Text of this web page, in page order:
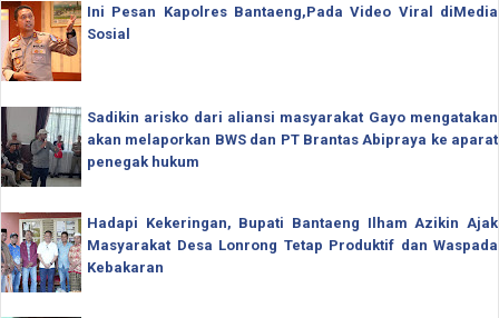
Ini Pesan Kapolres Bantaeng,Pada Video Viral diMedia
Sosial
Sadikin arisko dari aliansi masyarakat Gayo mengatakan
akan melaporkan BWS dan PT Brantas Abipraya ke aparat
penegak hukum
Hadapi Kekeringan, Bupati Bantaeng Ilham Azikin Ajak
Masyarakat Desa Lonrong Tetap Produktif dan Waspada
Kebakaran